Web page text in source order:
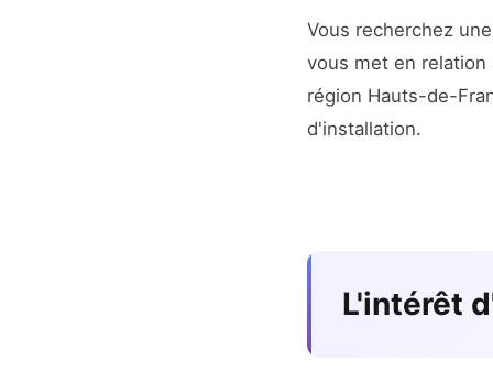
Vous recherchez
vous met en relation
région Hauts-de-
d'installation.
L'intérêt